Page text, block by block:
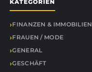
KATEGORIEN
FINANZEN & IMMOBILIEN
FRAUEN / MODE
GENERAL
GESCHÄFT